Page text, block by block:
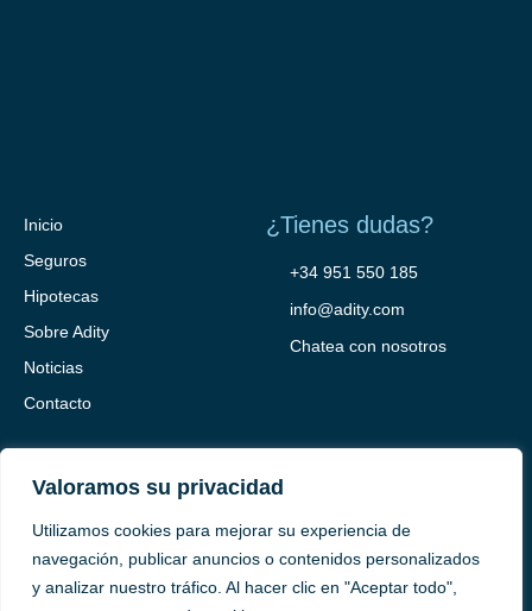
Valoramos su privacidad
Utilizamos cookies para mejorar su experiencia de
navegación, publicar anuncios o contenidos personalizados
y analizar nuestro tráfico. Al hacer clic en "Aceptar todo",
Inicio
Seguros
Hipotecas
Sobre Adity
Noticias
Contacto
¿Tienes dudas?
+34 951 550 185
info@adity.com
Chatea con nosotros